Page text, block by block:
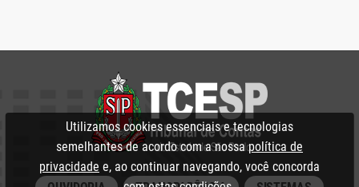
Utilizamos cookies essenciais e tecnologias
semelhantes de acordo com a nossapolítica de
privacidade e, ao continuar navegando, você concorda